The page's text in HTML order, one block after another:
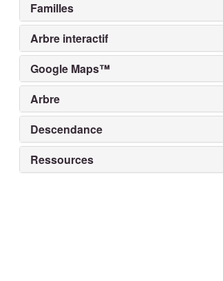
Familles
Arbre interactif
Google Maps™
Arbre
Descendance
Ressources